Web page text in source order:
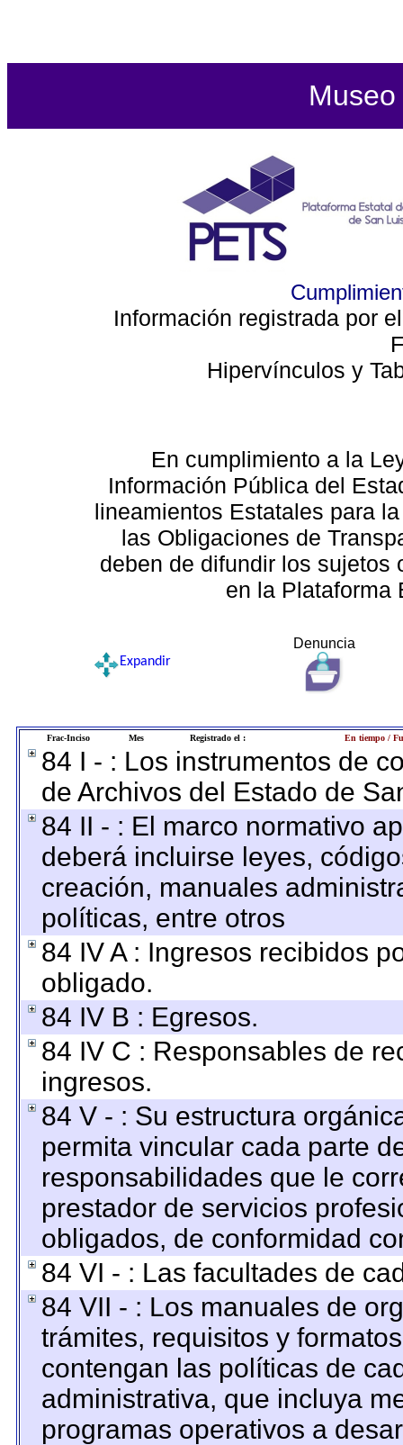
Información registrada por
Hipervínculos y
En cumplimiento a la
Información Pública del
lineamientos Estatales para
las Obligaciones de
deben de difundir los sujetos
en la Plataforma
Denuncia
Expandir
Frac-Inciso Mes Registrado el : En tiempo /
84 I - : Los instrumentos de
de Archivos del Estado de
84 II - : El marco normativo
deberá incluirse leyes,
creación, manuales
políticas, entre otros
84 IV A : Ingresos recibidos
obligado.
84 IV B : Egresos.
84 IV C : Responsables de
ingresos.
84 V - : Su estructura
permita vincular cada parte
responsabilidades que le
prestador de servicios
obligados, de conformidad
84 VI - : Las facultades de
84 VII - : Los manuales de
trámites, requisitos y
contengan las políticas de
administrativa, que incluya
programas operativos a